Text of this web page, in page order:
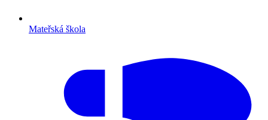
Mateřská škola